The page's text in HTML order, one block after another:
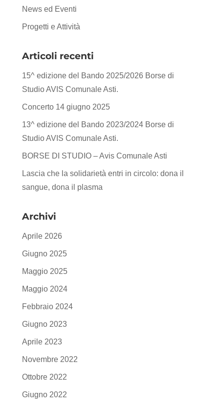
News ed Eventi
Progetti e Attività
Articoli recenti
15^ edizione del Bando 2025/2026 Borse di
Studio AVIS Comunale Asti.
Concerto 14 giugno 2025
13^ edizione del Bando 2023/2024 Borse di
Studio AVIS Comunale Asti.
BORSE DI STUDIO – Avis Comunale Asti
Lascia che la solidarietà entri in circolo: dona il
sangue, dona il plasma
Archivi
Aprile 2026
Giugno 2025
Maggio 2025
Maggio 2024
Febbraio 2024
Giugno 2023
Aprile 2023
Novembre 2022
Ottobre 2022
Giugno 2022